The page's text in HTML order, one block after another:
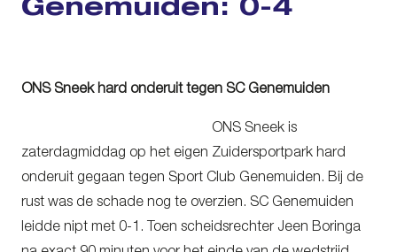
Genemuiden: 0-4
ONS Sneek hard onderuit tegen SC Genemuiden
ONS Sneek is
zaterdagmiddag op het eigen Zuidersportpark hard
onderuit gegaan tegen Sport Club Genemuiden. Bij de
rust was de schade nog te overzien. SC Genemuiden
leidde nipt met 0-1. Toen scheidsrechter Jeen Boringa